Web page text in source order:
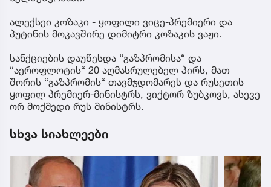
ალექსეი კოზაკი - ყოფილი ვიცე-პრემიერი და
პუტინის მოკავშირე დიმიტრი კოზაკის ვაჟი.
სანქციების დაუწესდა “გაზპრომისა“ და
“აეროფლოტის“ 20 აღმასრულებელ პირს, მათ
შორის “გაზპრომის“ თავმჯდომარეს და რუსეთის
ყოფილ პრემიერ-მინისტრს, ვიქტორ ზუბკოვს, ასევე
ორ მოქმედი რუს მინისტრს.
სხვა სიახლეები